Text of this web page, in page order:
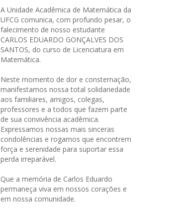
A Unidade Acadêmica de Matemática da
UFCG comunica, com profundo pesar, o
falecimento de nosso estudante
CARLOS EDUARDO GONÇALVES DOS
SANTOS, do curso de Licenciatura em
Matemática.
Neste momento de dor e consternação,
manifestamos nossa total solidariedade
aos familiares, amigos, colegas,
professores e a todos que fazem parte
de sua convivência acadêmica.
Expressamos nossas mais sinceras
condolências e rogamos que encontrem
força e serenidade para suportar essa
perda irreparável.
Que a memória de Carlos Eduardo
permaneça viva em nossos corações e
em nossa comunidade.